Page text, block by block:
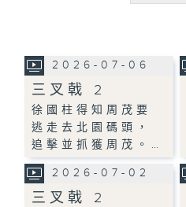
2026-07-06
三叉戟 2
徐國柱得知周茂要
逃走去北園碼頭，
追擊並抓獲周茂。…
2026-07-02
三叉戟 2